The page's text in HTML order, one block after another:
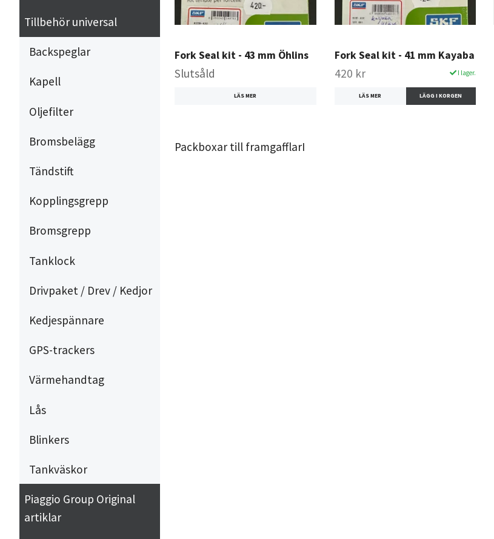
Tillbehör universal
Backspeglar
Kapell
Oljefilter
Bromsbelägg
Tändstift
Kopplingsgrepp
Bromsgrepp
Tanklock
Drivpaket / Drev / Kedjor
Kedjespännare
GPS-trackers
Värmehandtag
Lås
Blinkers
Tankväskor
Piaggio Group Original
artiklar
Fork Seal kit - 43 mm Öhlins
Slutsåld
LÄS MER
Fork Seal kit - 41 mm Kayaba
420 kr I lager.
LÄS MER
Packboxar till framgafflarI